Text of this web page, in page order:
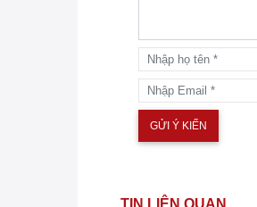
TIN LIÊN QUAN